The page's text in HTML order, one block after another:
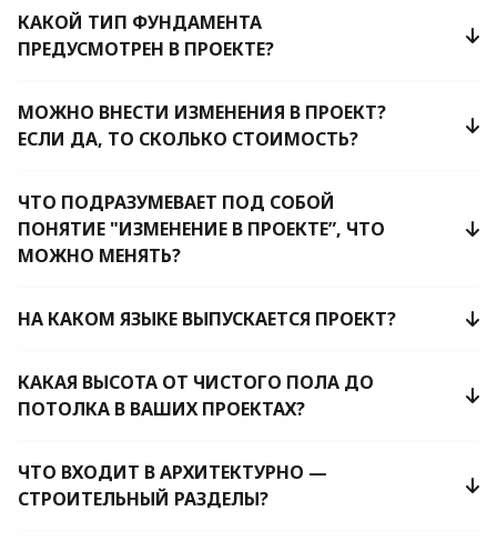
КАКОЙ ТИП ФУНДАМЕНТА
ПРЕДУСМОТРЕН В ПРОЕКТЕ?
МОЖНО ВНЕСТИ ИЗМЕНЕНИЯ В ПРОЕКТ?
ЕСЛИ ДА, ТО СКОЛЬКО СТОИМОСТЬ?
ЧТО ПОДРАЗУМЕВАЕТ ПОД СОБОЙ
ПОНЯТИЕ "ИЗМЕНЕНИЕ В ПРОЕКТЕ”, ЧТО
МОЖНО МЕНЯТЬ?
НА КАКОМ ЯЗЫКЕ ВЫПУСКАЕТСЯ ПРОЕКТ?
КАКАЯ ВЫСОТА ОТ ЧИСТОГО ПОЛА ДО
ПОТОЛКА В ВАШИХ ПРОЕКТАХ?
ЧТО ВХОДИТ В АРХИТЕКТУРНО —
СТРОИТЕЛЬНЫЙ РАЗДЕЛЫ?